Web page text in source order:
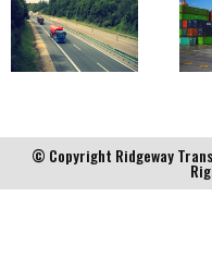
© Copyright Ridgeway